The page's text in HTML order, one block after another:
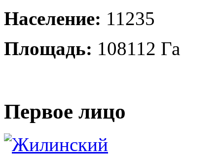
Население: 11235
Площадь: 108112 Га
Первое лицо